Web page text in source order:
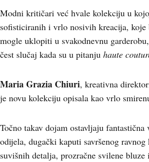
Modni kritičari već hvale kolekciju u
sofisticiranih i vrlo nosivih kreacija, koje
mogle uklopiti u svakodnevnu
čest slučaj kada su u pitanju haute
Maria Grazia Chiuri, kreativna
je novu kolekciju opisala kao vrlo
Točno takav dojam ostavljaju fantastična
odijela, dugački kaputi savršenog
suvišnih detalja, prozračne svilene